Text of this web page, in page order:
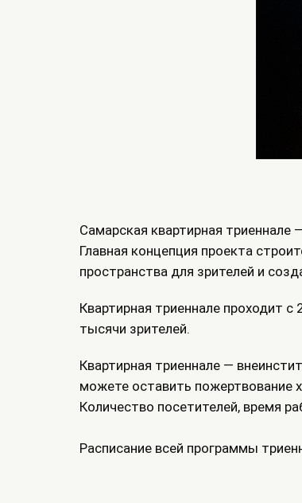
Самарская квартирная
Главная концепция проекта
пространства для зрителей и
Квартирная триеннале проходит
тысячи зрителей.
Квартирная триеннале —
можете оставить пожертвование
Количество посетителей, время
Расписание всей программы